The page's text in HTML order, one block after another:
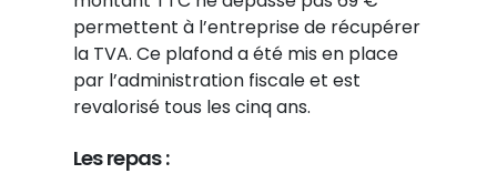
permettent à l’entreprise de récupérer
la TVA. Ce plafond a été mis en place
par l’administration fiscale et est
revalorisé tous les cinq ans.
Les repas :